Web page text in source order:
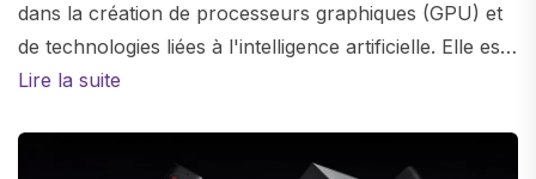
dans la création de processeurs graphiques (GPU) et
de technologies liées à l'intelligence artificielle. Elle est
particulièrement célèbre pour sa série GeForce de
Lire la suite